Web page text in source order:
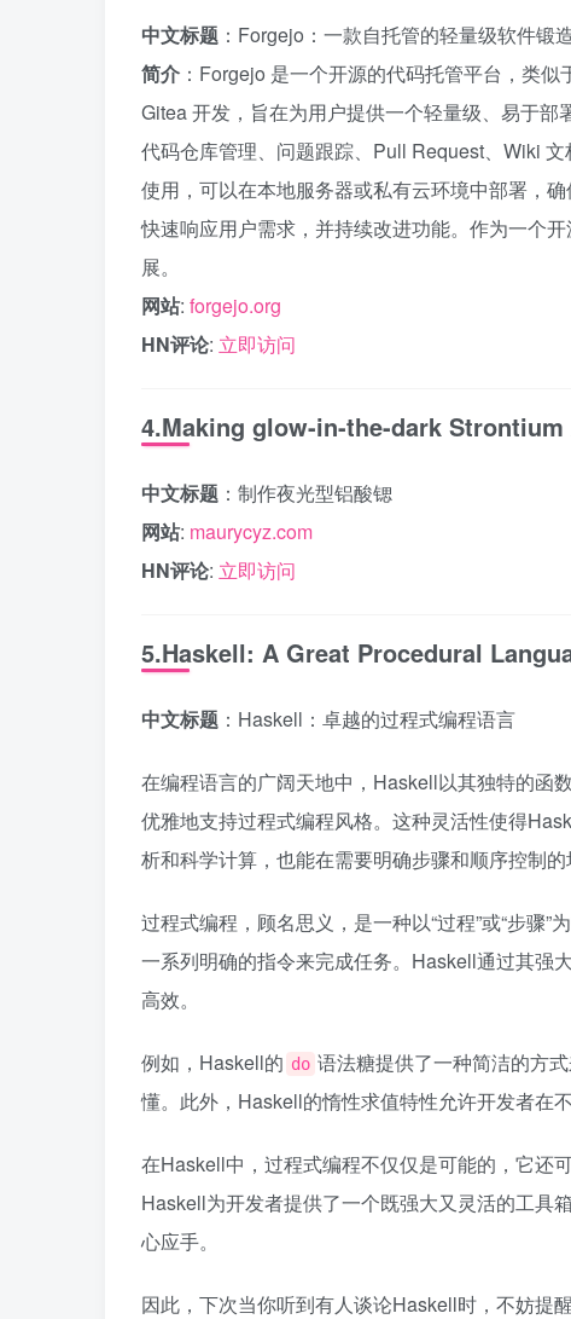
中文标题 ：Forgejo：一款自托管的轻量级软件锻
简介 ：Forgejo 是一个开源的代码托管平台，类
Gitea 开发，旨在为用户提供一个轻量级、易于
代码仓库管理、问题跟踪、Pull Request、Wiki
使用，可以在本地服务器或私有云环境中部署，
快速响应用户需求，并持续改进功能。作为一个
展。
网站: forgejo.org
HN评论: 立即访问
4.Making glow-in-the-dark
中文标题 ：制作夜光型铝酸锶
网站: maurycyz.com
HN评论: 立即访问
5.Haskell: A Great Procedural
中文标题 ：Haskell：卓越的过程式编程语言
在编程语言的广阔天地中，Haskell以其独特的函
优雅地支持过程式编程风格。这种灵活性使得
析和科学计算，也能在需要明确步骤和顺序控制的
过程式编程，顾名思义，是一种以“过程”或“步骤
一系列明确的指令来完成任务。Haskell通过其强
高效。
例如，Haskell的 do 语法糖提供了一种简洁的方
懂。此外，Haskell的惰性求值特性允许开发者在
在Haskell中，过程式编程不仅仅是可能的，它还
Haskell为开发者提供了一个既强大又灵活的工具
心应手。
因此，下次当你听到有人谈论Haskell时，不妨提